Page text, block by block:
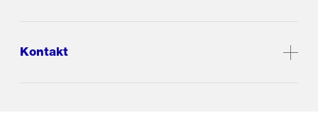
Kontakt